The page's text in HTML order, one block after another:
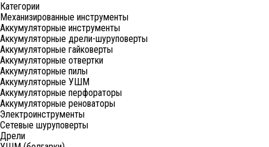
Категории
Механизированные инструменты
Аккумуляторные инструменты
Аккумуляторные дрели-шуруповерты
Аккумуляторные гайковерты
Аккумуляторные отвертки
Аккумуляторные пилы
Аккумуляторные УШМ
Аккумуляторные перфораторы
Аккумуляторные реноваторы
Электроинструменты
Сетевые шуруповерты
Дрели